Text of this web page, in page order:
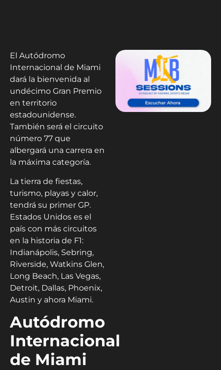
El Autódromo
Internacional de Miami
dará la bienvenida al
undécimo Gran Premio
en territorio
estadounidense.
También será el circuito
número 77 que
albergará una carrera en
la máxima categoría.
La tierra de fiestas,
turismo, playas y calor,
tendrá su primer GP.
Estados Unidos es el
país con más circuitos
en la historia de F1:
Indianápolis, Sebring,
Riverside, Watkins Glen,
Long Beach, Las Vegas,
Detroit, Dallas, Phoenix,
Austin y ahora Miami.
Autódromo
Internacional
de Miami